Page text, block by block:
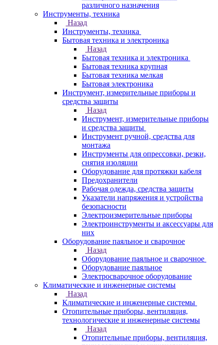
различного назначения
Инструменты, техника
Назад
Инструменты, техника
Бытовая техника и электроника
Назад
Бытовая техника и электроника
Бытовая техника крупная
Бытовая техника мелкая
Бытовая электроника
Инструмент, измерительные приборы и
средства защиты
Назад
Инструмент, измерительные приборы
и средства защиты
Инструмент ручной, средства для
монтажа
Инструменты для опрессовки, резки,
снятия изоляции
Оборудование для протяжки кабеля
Предохранители
Рабочая одежда, средства защиты
Указатели напряжения и устройства
безопасности
Электроизмерительные приборы
Электроинструменты и аксессуары для
них
Оборудование паяльное и сварочное
Назад
Оборудование паяльное и сварочное
Оборудование паяльное
Электросварочное оборудование
Климатические и инженерные системы
Назад
Климатические и инженерные системы
Отопительные приборы, вентиляция,
технологические и инженерные системы
Назад
Отопительные приборы, вентиляция,